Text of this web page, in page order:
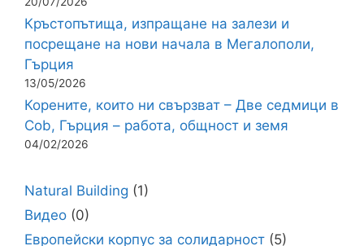
Кръстопътища, изпращане на залези и
посрещане на нови начала в Мегалополи,
Гърция
13/05/2026
Корените, които ни свързват – Две седмици в
Cob, Гърция – работа, общност и земя
04/02/2026
Natural Building (1)
Видео (0)
Европейски корпус за солидарност (5)